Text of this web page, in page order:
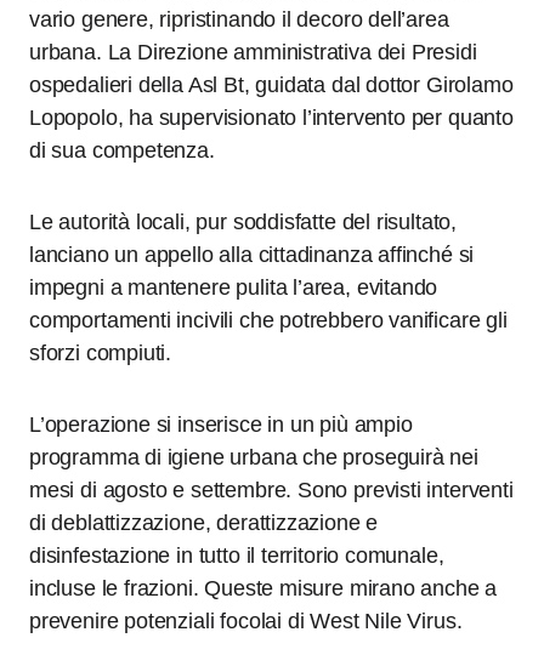
vario genere, ripristinando il decoro dell’area
urbana. La Direzione amministrativa dei Presidi
ospedalieri della Asl Bt, guidata dal dottor Girolamo
Lopopolo, ha supervisionato l’intervento per quanto
di sua competenza.
Le autorità locali, pur soddisfatte del risultato,
lanciano un appello alla cittadinanza affinché si
impegni a mantenere pulita l’area, evitando
comportamenti incivili che potrebbero vanificare gli
sforzi compiuti.
L’operazione si inserisce in un più ampio
programma di igiene urbana che proseguirà nei
mesi di agosto e settembre. Sono previsti interventi
di deblattizzazione, derattizzazione e
disinfestazione in tutto il territorio comunale,
incluse le frazioni. Queste misure mirano anche a
prevenire potenziali focolai di West Nile Virus.